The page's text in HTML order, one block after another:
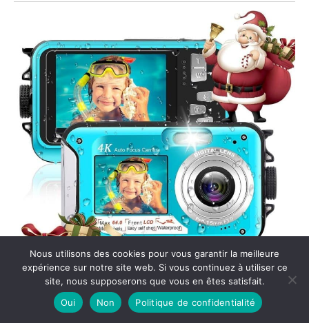
Test : caméra sous-marine 4K 64MP double écrans
Nous utilisons des cookies pour vous garantir la meilleure
expérience sur notre site web. Si vous continuez à utiliser ce
site, nous supposerons que vous en êtes satisfait.
Oui
Non Politique de confidentialité